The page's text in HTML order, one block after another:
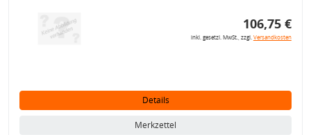
106,75 €
inkl. gesetzl. MwSt., zzgl.Versandkosten
Details
Merkzettel